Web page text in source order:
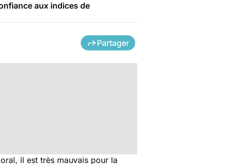
aux indices de
Partager
il est très mauvais pour la